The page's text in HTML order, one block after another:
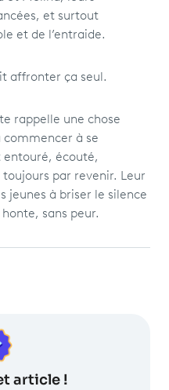
et surtout
et de l’entraide.
affronter ça seul.
rappelle une chose
commencer à se
entouré, écouté,
par revenir. Leur
jeunes à briser le silence
sans peur.
article !